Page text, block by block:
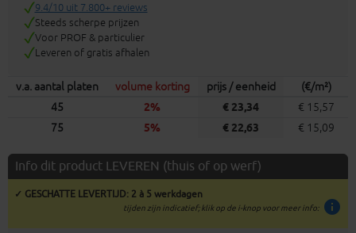
9.4/10 uit 7.800+ reviews
Steeds scherpe prijzen
Voor PROF & particulier
Leveren of gratis afhalen
v.a. aantal platen volume korting prijs / eenheid
(€/m²)
45
2% € 23,34
€ 15,57
75
5% € 22,63 € 15,09
Info dit product LEVEREN (thuis of op werf)
✓ GESCHATTE LEVERTIJD: 2 à 5 werkdagen
info
tijden zijn indicatief; klik op de i-knop voor meer info: